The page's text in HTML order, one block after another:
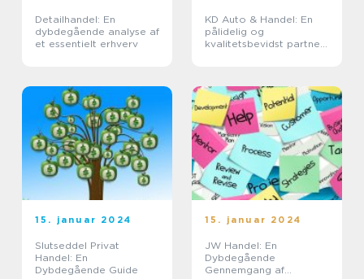
Detailhandel: En
dybdegående analyse af
et essentielt erhverv
KD Auto & Handel: En
pålidelig og
kvalitetsbevidst partner
15. januar 2024
Slutseddel Privat
Handel: En
Dybdegående Guide
15. januar 2024
JW Handel: En
Dybdegående
Gennemgang af